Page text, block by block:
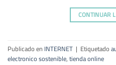
CONTINUAR
Publicado en INTERNET | Etiquetado
electronico sostenible,tienda online